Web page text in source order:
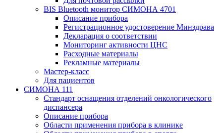
BIS Bluetooth монитор СИМОНА 4701
Описание прибора
Регистрационное удостоверение Минздрава
Декларация о соответствии
Мониторинг активности ЦНС
Расходные материалы
Рекламные материалы
Мастер-класс
Для пациентов
СИМОНА 111
Стандарт оснащения отделений онкологического
диспансера
Описание прибора
Области применения прибора в клинике